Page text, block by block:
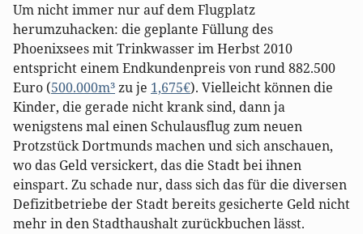
Um nicht immer nur auf dem Flugplatz
herumzuhacken: die geplante Füllung des
Phoenixsees mit Trinkwasser im Herbst 2010
entspricht einem Endkundenpreis von rund 882.500
Euro (500.000m³zu je 1,675€). Vielleicht können die
Kinder, die gerade nicht krank sind, dann ja
wenigstens mal einen Schulausflug zum neuen
Protzstück Dortmunds machen und sich anschauen,
wo das Geld versickert, das die Stadt bei ihnen
einspart. Zu schade nur, dass sich das für die diversen
Defizitbetriebe der Stadt bereits gesicherte Geld nicht
mehr in den Stadthaushalt zurückbuchen lässt.